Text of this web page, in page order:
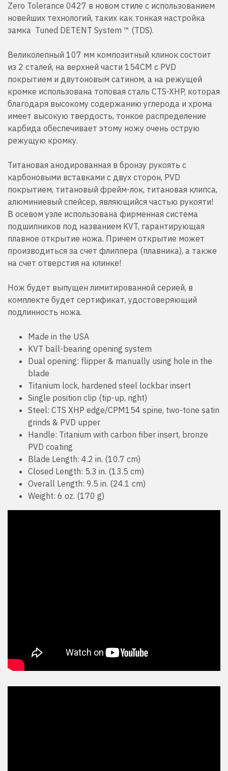
Zero Tolerance 0427 в новом стиле с использованием
новейших технологий, таких как тонкая настройка
замка Tuned DETENT System ™ (TDS).
Великолепный 107 мм композитный клинок состоит
из 2 сталей, на верхней части 154СМ с PVD
покрытием и двутоновым сатином, а на режущей
кромке использована топовая сталь CTS-XHP, которая
благодаря высокому содержанию углерода и хрома
имеет высокую твердость, тонкое распределение
карбида обеспечивает этому ножу очень острую
режущую кромку.
Титановая анодированная в бронзу рукоять с
карбоновыми вставками с двух сторон, PVD
покрытием, титановый фрейм-лок, титановая клипса,
алюминиевый спейсер, являющийся частью рукояти!
В осевом узле использована фирменная система
подшипников под названием KVT, гарантирующая
плавное открытие ножа. Причем открытие может
производиться за счет флиппера (плавника), а также
на счет отверстия на клинке!
Нож будет выпущен лимитированной серией, в
комплекте будет сертификат, удостоверяющий
подлинность ножа.
Made in the USA
KVT ball-bearing opening system
Dual opening: flipper & manually using hole in the
blade
Titanium lock, hardened steel lockbar insert
Single position clip (tip-up, right)
Steel: CTS XHP edge/CPM154 spine, two-tone satin
grinds & PVD upper
Handle: Titanium with carbon fiber insert, bronze
PVD coating
Blade Length: 4.2 in. (10.7 cm)
Closed Length: 5.3 in. (13.5 cm)
Overall Length: 9.5 in. (24.1 cm)
Weight: 6 oz. (170 g)